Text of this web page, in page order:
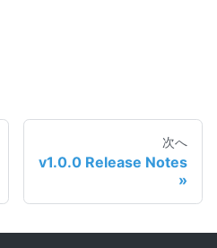
次へ
v1.0.0 Release Notes